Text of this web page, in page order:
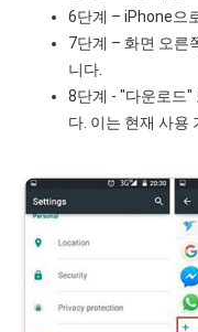
6단계 – iPhone으
7단계 – 화면 오른
니다.
8단계 - "다운로드"
다. 이는 현재 사용